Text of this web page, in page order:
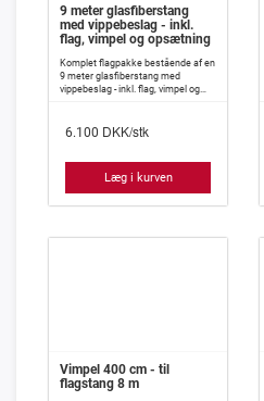
9 meter glasfiberstang
med vippebeslag - inkl.
flag, vimpel og opsætning
Komplet flagpakke bestående af en
9 meter glasfiberstang med
vippebeslag - inkl. flag, vimpel og
6.100 DKK/stk
Læg i kurven
Vimpel 400 cm - til
flagstang 8 m